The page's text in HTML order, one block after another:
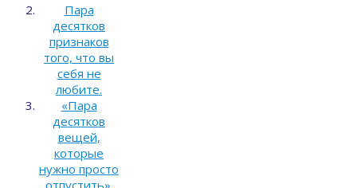
Пара
десятков
признаков
того, что вы
себя не
любите.
«Пара
десятков
вещей,
которые
нужно просто
отпустить».